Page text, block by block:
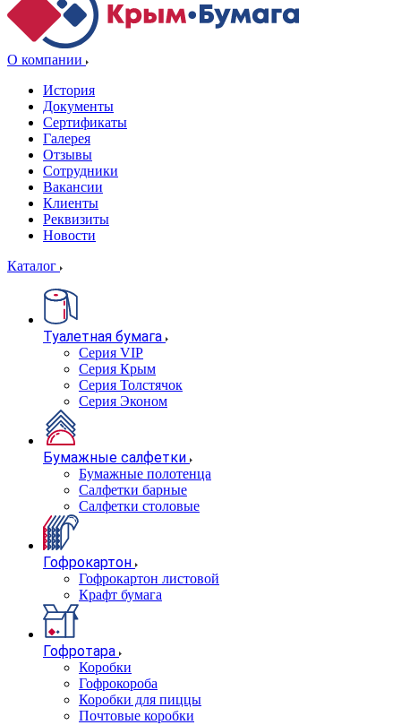
О компании
История
Документы
Сертификаты
Галерея
Отзывы
Сотрудники
Вакансии
Клиенты
Реквизиты
Новости
Каталог
Туалетная бумага
Серия VIP
Серия Крым
Серия Толстячок
Серия Эконом
Бумажные салфетки
Бумажные полотенца
Салфетки барные
Салфетки столовые
Гофрокартон
Гофрокартон листовой
Крафт бумага
Гофротара
Коробки
Гофрокороба
Коробки для пиццы
Почтовые коробки